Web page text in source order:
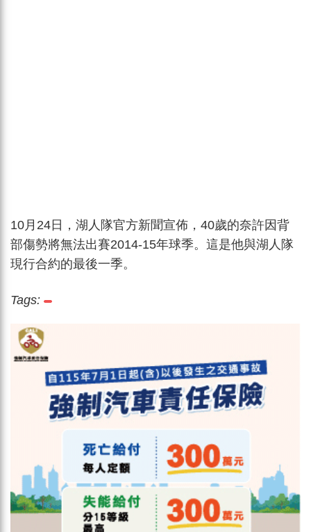
10月24日，湖人隊官方新聞宣佈，40歲的奈許因背
部傷勢將無法出賽2014-15年球季。這是他與湖人隊
現行合約的最後一季。
Tags: